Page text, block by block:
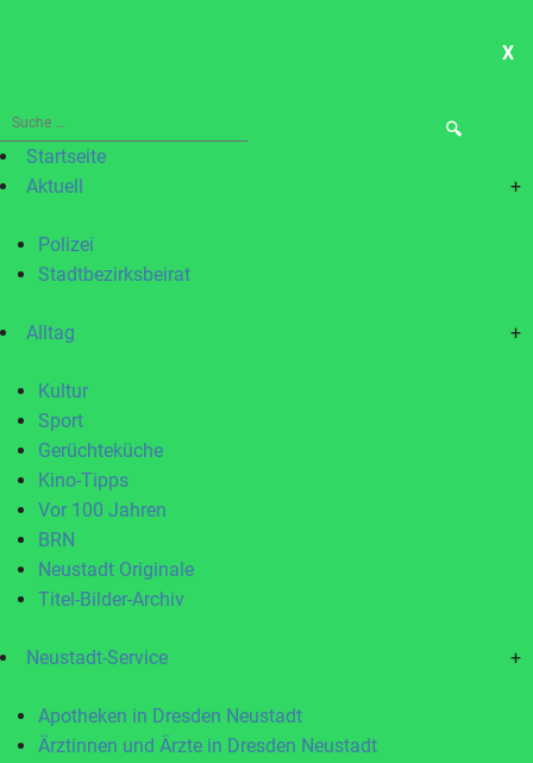
X
Suche
nach:Startseite
Aktuell
+
Polizei
Stadtbezirksbeirat
Alltag +
Kultur
Sport
Gerüchteküche
Kino-Tipps
Vor 100 Jahren
BRN
Neustadt Originale
Titel-Bilder-Archiv
Neustadt-Service +
Apotheken in Dresden Neustadt
Ärztinnen und Ärzte in Dresden Neustadt